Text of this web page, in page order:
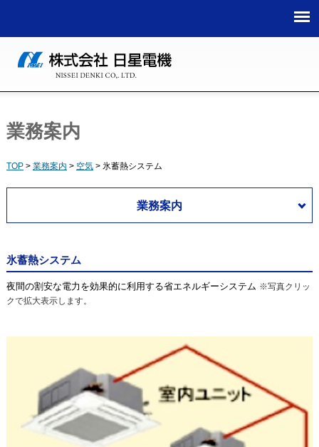
TOP> 業務案内 > 空気> 氷蓄熱システム
業務案内
氷蓄熱システム
夜間の割安な電力を効果的に利用する省エネルギーシステム ※写真クリッ
クで拡大表示します。